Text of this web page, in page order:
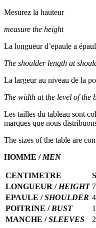
Mesurez la hauteur
measure the height
La longueur d’epaule a
The shoulder length at
La largeur au niveau de la
The width at the level of the
Les tailles du tableau sont
marques que nous
The sizes of the table are
HOMME /MEN
CENTIMETRE S
LONGUEUR / HEIGHT
EPAULE /SHOULDER
POITRINE / BUST
MANCHE /SLEEVES